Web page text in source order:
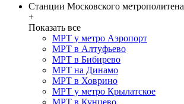
Станции Московского метрополитена
+
Показать все
МРТ у метро Аэропорт
МРТ в Алтуфьево
МРТ в Бибирево
МРТ на Динамо
МРТ в Ховрино
МРТ у метро Крылатское
МРТ в Кунцево